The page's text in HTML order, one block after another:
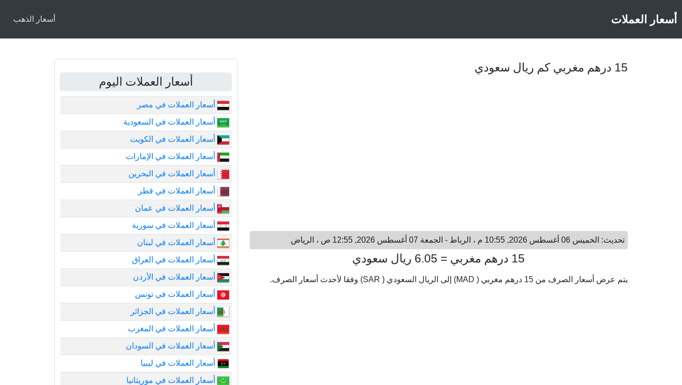
أسعار العملات أسعار الذهب
15 درهم مغربي كم ريال سعودي
تحديث: الخميس 06 أغسطس 2026, 10:55 م ، الرباط - الجمعة 07 أغسطس 2026, 12:55 ص ، الرياض
15 درهم مغربي = 6.05 ريال سعودي
يتم عرض أسعار الصرف من 15 درهم مغربي ( MAD) إلى الريال السعودي ( SAR) وفقا لأحدث أسعار الصرف.
أسعار العملات اليوم
أسعار العملات في مصر
أسعار العملات في السعودية
أسعار العملات في الكويت
أسعار العملات في الإمارات
أسعار العملات في البحرين
أسعار العملات في قطر
أسعار العملات في عمان
أسعار العملات في سورية
أسعار العملات في لبنان
أسعار العملات في العراق
أسعار العملات في الأردن
أسعار العملات في تونس
أسعار العملات في الجزائر
أسعار العملات في المغرب
أسعار العملات في السودان
أسعار العملات في ليبيا
أسعار العملات في موريتانيا